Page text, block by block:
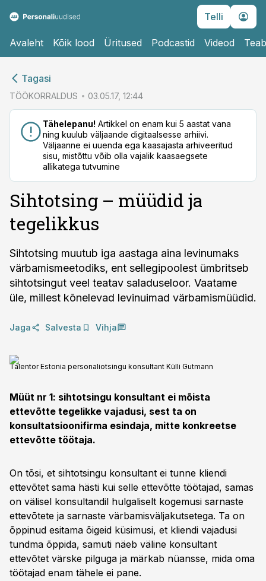
Telli
Avaleht Kõik lood Üritused Podcastid Videod
Tagasi
TÖÖKORRALDUS 03.05.17, 12:44
Tähelepanu! Artikkel on enam kui 5 aastat vana
ning kuulub väljaande digitaalsesse arhiivi.
Väljaanne ei uuenda ega kaasajasta arhiveeritud
sisu, mistõttu võib olla vajalik kaasaegsete
allikatega tutvumine
Sihtotsing – müüdid ja
tegelikkus
Sihtotsing muutub iga aastaga aina levinumaks
värbamismeetodiks, ent sellegipoolest ümbritseb
sihtotsingut veel teatav saladuseloor. Vaatame
üle, millest kõnelevad levinuimad värbamismüüdid.
Jaga Salvesta Vihja
Talentor Estonia personaliotsingu konsultant Külli Gutmann
Müüt nr 1: sihtotsingu konsultant ei mõista
ettevõtte tegelikke vajadusi, sest ta on
konsultatsioonifirma esindaja, mitte konkreetse
ettevõtte töötaja.
On tõsi, et sihtotsingu konsultant ei tunne kliendi
ettevõtet sama hästi kui selle ettevõtte töötajad, samas
on välisel konsultandil hulgaliselt kogemusi sarnaste
ettevõtete ja sarnaste värbamisväljakutsetega. Ta on
õppinud esitama õigeid küsimusi, et kliendi vajadusi
tundma õppida, samuti näeb väline konsultant
ettevõtet värske pilguga ja märkab nüansse, mida oma
töötajad enam tähele ei pane.